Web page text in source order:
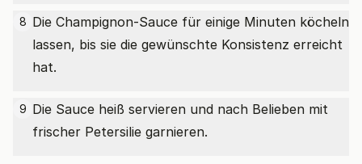
8 Die Champignon-Sauce für einige Minuten köcheln
lassen, bis sie die gewünschte Konsistenz erreicht
hat.
9 Die Sauce heiß servieren und nach Belieben mit
frischer Petersilie garnieren.